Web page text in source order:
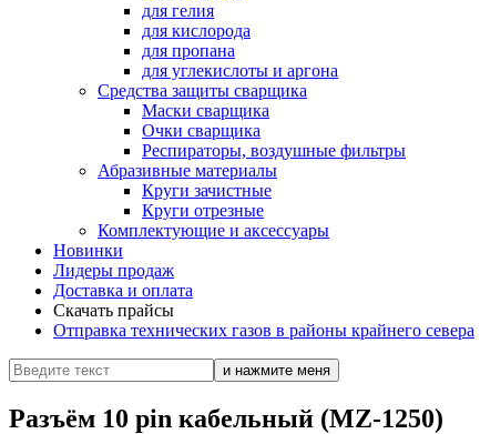
для гелия
для кислорода
для пропана
для углекислоты и аргона
Средства защиты сварщика
Маски сварщика
Очки сварщика
Респираторы, воздушные фильтры
Абразивные материалы
Круги зачистные
Круги отрезные
Комплектующие и аксессуары
Новинки
Лидеры продаж
Доставка и оплата
Скачать прайсы
Отправка технических газов в районы крайнего севера
Разъём 10 pin кабельный (MZ-1250)